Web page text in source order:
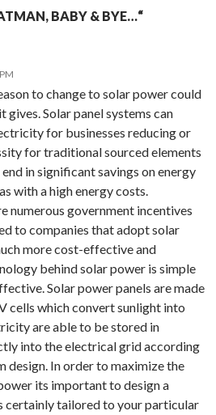
BABY & BYE…“
to change to solar power could
gives. Solar panel systems can
for businesses reducing or
for traditional sourced elements
in significant savings on energy
with a high energy costs.
numerous government incentives
to companies that adopt solar
more cost-effective and
behind solar power is simple
Solar power panels are made
cells which convert sunlight into
are able to be stored in
into the electrical grid according
design. In order to maximize the
its important to design a
certainly tailored to your particular